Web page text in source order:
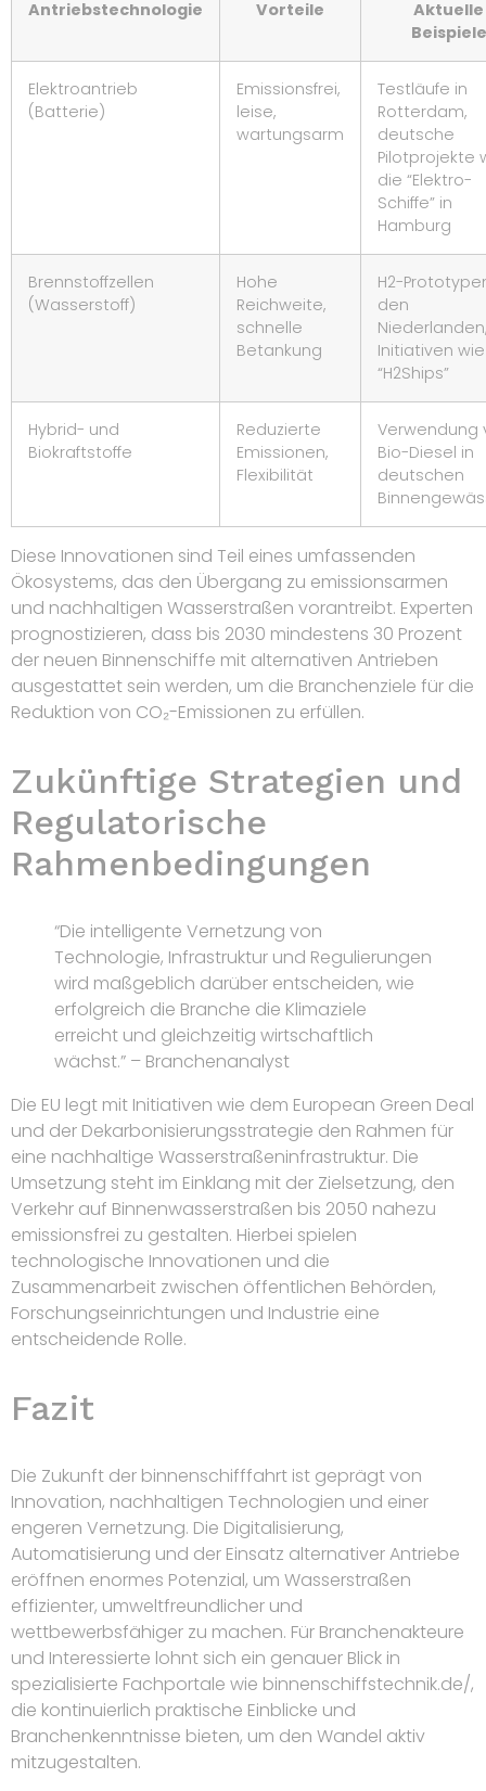
Antriebstechnologie Vorteile
Aktuelle
Beispiele
Elektroantrieb
(Batterie)
Emissionsfrei,
leise,
wartungsarm
Testläufe in
Rotterdam,
deutsche
Pilotprojekte
die “Elektro-
Schiffe” in
Hamburg
Brennstoffzellen
(Wasserstoff)
Hohe
Reichweite,
schnelle
Betankung
H2-
den
Niederlanden,
Initiativen wie
“H2Ships”
Hybrid- und
Biokraftstoffe
Reduzierte
Emissionen,
Flexibilität
Verwendung
Bio-Diesel in
deutschen
Diese Innovationen sind Teil eines umfassenden
Ökosystems, das den Übergang zu emissionsarmen
und nachhaltigen Wasserstraßen vorantreibt. Experten
prognostizieren, dass bis 2030 mindestens 30 Prozent
der neuen Binnenschiffe mit alternativen Antrieben
ausgestattet sein werden, um die Branchenziele für die
Reduktion von CO₂-Emissionen zu erfüllen.
Zukünftige Strategien und
Regulatorische
Rahmenbedingungen
“Die intelligente Vernetzung von
Technologie, Infrastruktur und Regulierungen
wird maßgeblich darüber entscheiden, wie
erfolgreich die Branche die Klimaziele
erreicht und gleichzeitig wirtschaftlich
wächst.” – Branchenanalyst
Die EU legt mit Initiativen wie dem European Green Deal
und der Dekarbonisierungsstrategie den Rahmen für
eine nachhaltige Wasserstraßeninfrastruktur. Die
Umsetzung steht im Einklang mit der Zielsetzung, den
Verkehr auf Binnenwasserstraßen bis 2050 nahezu
emissionsfrei zu gestalten. Hierbei spielen
technologische Innovationen und die
Zusammenarbeit zwischen öffentlichen Behörden,
Forschungseinrichtungen und Industrie eine
entscheidende Rolle.
Fazit
Die Zukunft der binnenschifffahrt ist geprägt von
Innovation, nachhaltigen Technologien und einer
engeren Vernetzung. Die Digitalisierung,
Automatisierung und der Einsatz alternativer Antriebe
eröffnen enormes Potenzial, um Wasserstraßen
effizienter, umweltfreundlicher und
wettbewerbsfähiger zu machen. Für Branchenakteure
und Interessierte lohnt sich ein genauer Blick in
spezialisierte Fachportale wie binnenschiffstechnik.de/,
die kontinuierlich praktische Einblicke und
Branchenkenntnisse bieten, um den Wandel aktiv
mitzugestalten.